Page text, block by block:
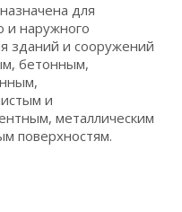
для
и наружного
зданий и сооружений
бетонным,
и
металлическим
поверхностям.